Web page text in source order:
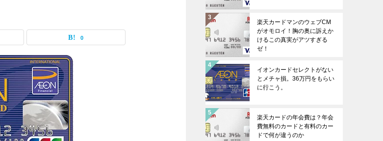
0
楽天カードマンのウェブCM
がオモロイ！胸の奥に訴えか
けるこの真実がアツすぎる
ゼ！
イオンカードセレクトがない
とメチャ損。36万円をもらい
に行こう。
楽天カードの年会費は？年会
費無料のカードと有料のカー
ドで何が違うのか